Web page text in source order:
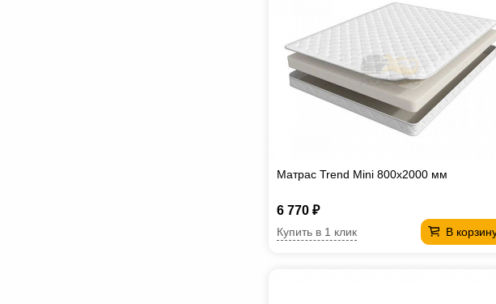
Матрас Trend Mini 800х2000 мм
6 770 ₽
В
Купить в 1 клик